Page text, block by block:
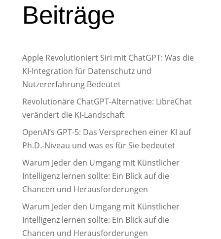
Beiträge
Apple Revolutioniert Siri mit ChatGPT: Was die
KI-Integration für Datenschutz und
Nutzererfahrung Bedeutet
Revolutionäre ChatGPT-Alternative: LibreChat
verändert die KI-Landschaft
OpenAI’s GPT-5: Das Versprechen einer KI auf
Ph.D.-Niveau und was es für Sie bedeutet
Warum Jeder den Umgang mit Künstlicher
Intelligenz lernen sollte: Ein Blick auf die
Chancen und Herausforderungen
Warum Jeder den Umgang mit Künstlicher
Intelligenz lernen sollte: Ein Blick auf die
Chancen und Herausforderungen